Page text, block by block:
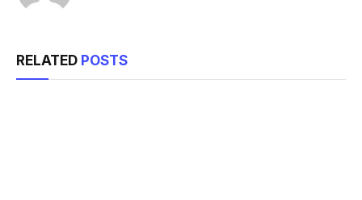
RELATED POSTS